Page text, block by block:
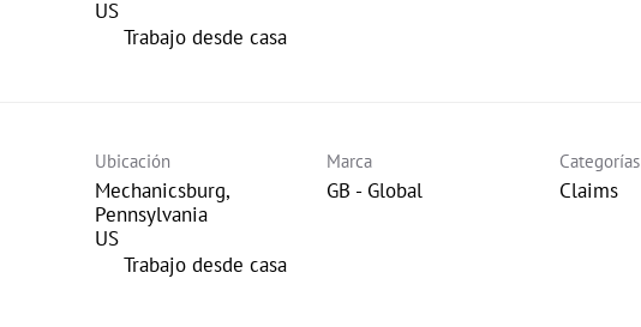
inicio
Trabajo desde casa
Ubicación
Mechanicsburg,
Pennsylvania
inicio
Trabajo desde casa
Marca
GB - Global
Categorías
Claims